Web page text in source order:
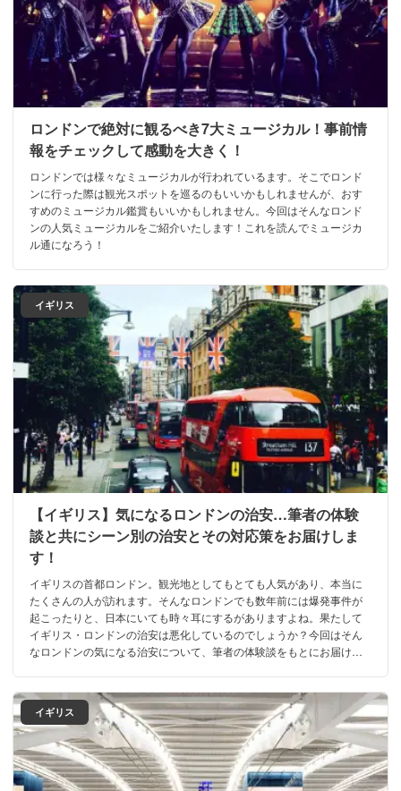
ロンドンで絶対に観るべき7大ミュージカル！事前情
報をチェックして感動を大きく！
ロンドンでは様々なミュージカルが行われているます。そこでロンド
ンに行った際は観光スポットを巡るのもいいかもしれませんが、おす
すめのミュージカル鑑賞もいいかもしれません。今回はそんなロンド
ンの人気ミュージカルをご紹介いたします！これを読んでミュージカ
ル通になろう！
イギリス
【イギリス】気になるロンドンの治安…筆者の体験
談と共にシーン別の治安とその対応策をお届けしま
す！
イギリスの首都ロンドン。観光地としてもとても人気があり、本当に
たくさんの人が訪れます。そんなロンドンでも数年前には爆発事件が
起こったりと、日本にいても時々耳にするがありますよね。果たして
イギリス・ロンドンの治安は悪化しているのでしょうか？今回はそん
なロンドンの気になる治安について、筆者の体験談をもとにお届けし
イギリス